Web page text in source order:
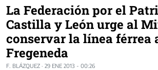
La Federación por el
Castilla y León urge al
conservar la línea férrea
Fregeneda
F. BLÁZQUEZ · 29 ENE 2013 - 00:26